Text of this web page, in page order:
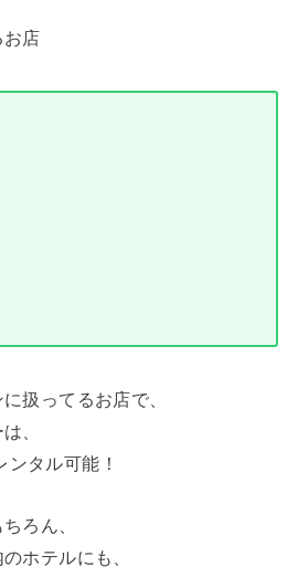
お店
扱ってるお店で、
、
タル可能！
ろん、
ホテルにも、